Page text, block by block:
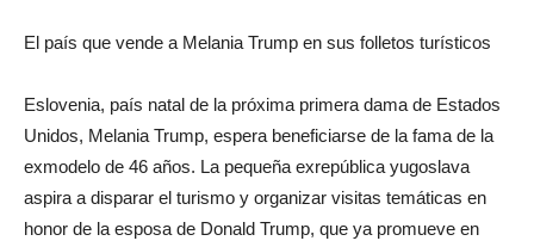
El país que vende a Melania Trump en sus folletos turísticos
Eslovenia, país natal de la próxima primera dama de Estados
Unidos, Melania Trump, espera beneficiarse de la fama de la
exmodelo de 46 años. La pequeña exrepública yugoslava
aspira a disparar el turismo y organizar visitas temáticas en
honor de la esposa de Donald Trump, que ya promueve en